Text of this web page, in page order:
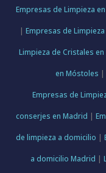
Empresas de Limpieza
| Empresas de Limpieza
Limpieza de Cristales
en Móstoles |
Empresas de
conserjes en Madrid |
de limpieza a domicilio |
a domicilio Madrid |